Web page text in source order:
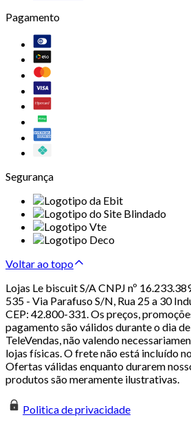
Pagamento
Segurança
Voltar ao topo
Lojas Le biscuit S/A CNPJ nº
535 - Via Parafuso S/N, Rua 25 a 30
CEP: 42.800-331. Os preços,
pagamento são válidos durante o dia
TeleVendas, não valendo
lojas físicas. O frete não está incluído
Ofertas válidas enquanto durarem
produtos são meramente ilustrativas.
Politica de privacidade